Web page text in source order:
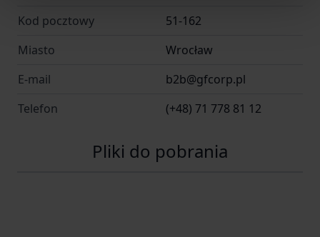
Kod pocztowy
51-162
Miasto
Wrocław
E-mail
b2b@gfcorp.pl
Telefon
(+48) 71 778 81 12
Pliki do pobrania